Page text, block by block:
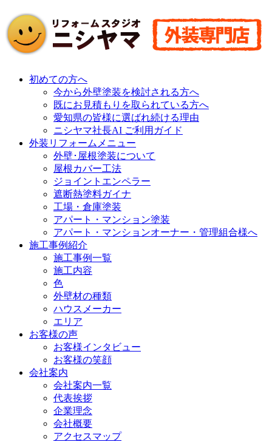
初めての方へ
今から外壁塗装を検討される方へ
既にお見積もりを取られている方へ
愛知県の皆様に選ばれ続ける理由
ニシヤマ社長AI ご利用ガイド
外装リフォームメニュー
外壁･屋根塗装について
屋根カバー工法
ジョイントエンペラー
遮断熱塗料ガイナ
工場・倉庫塗装
アパート・マンション塗装
アパート・マンションオーナー・管理組合様へ
施工事例紹介
施工事例一覧
施工内容
色
外壁材の種類
ハウスメーカー
エリア
お客様の声
お客様インタビュー
お客様の笑顔
会社案内
会社案内一覧
代表挨拶
企業理念
会社概要
アクセスマップ